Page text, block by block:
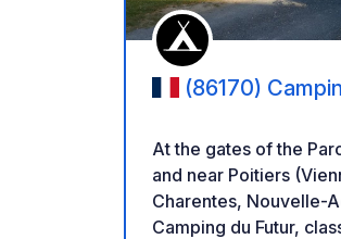
(86170)
At the gates of the
and near Poitiers
Charentes, Nouvelle-
Camping du Futur,